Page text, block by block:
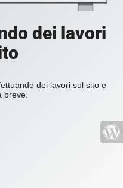
dei lavori
dei lavori sul sito e
breve.